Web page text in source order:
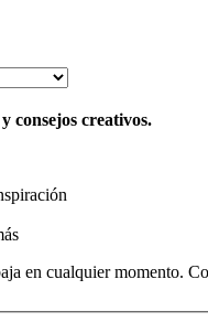
consejos creativos.
en cualquier momento.